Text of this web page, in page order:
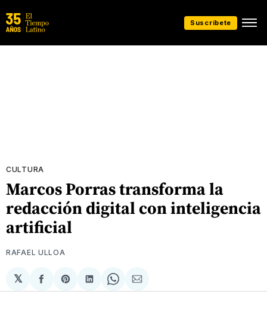
Suscríbete
CULTURA
Marcos Porras transforma la
redacción digital con inteligencia
artificial
RAFAEL ULLOA
𝕏
Compartir
en
Share
on
Compartir
en
Share
on
Compartir
via